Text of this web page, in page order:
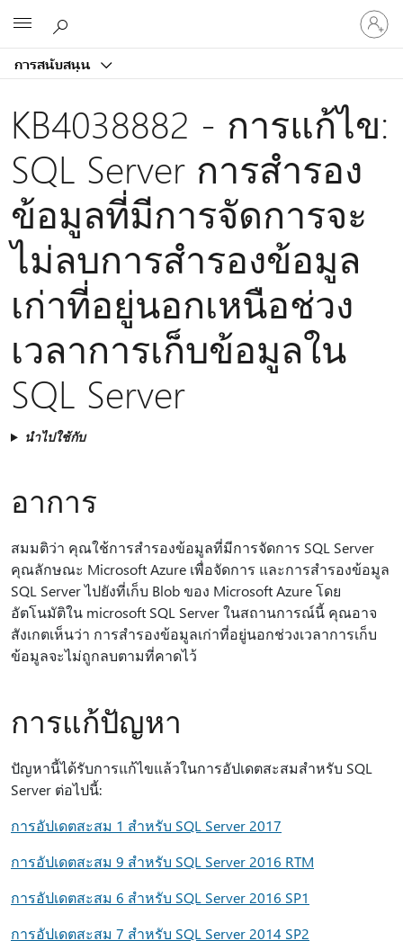
การสนับสนุน
ลงชื่อ
เข้า
บัญชี
คุณ
KB4038882 - การแก้ไข:
SQL Server การสํารอง
ข้อมูลที่มีการจัดการจะ
ไม่ลบการสํารองข้อมูล
เก่าที่อยู่นอกเหนือช่วง
เวลาการเก็บข้อมูลใน
SQL Server
นำไปใช้กับ
อาการ
สมมติว่า คุณใช้การสํารองข้อมูลที่มีการจัดการ SQL Server
คุณลักษณะ Microsoft Azure เพื่อจัดการ และการสํารองข้อมูล
SQL Server ไปยังที่เก็บ Blob ของ Microsoft Azure โดย
อัตโนมัติใน microsoft SQL Server ในสถานการณ์นี้ คุณอาจ
สังเกตเห็นว่า การสํารองข้อมูลเก่าที่อยู่นอกช่วงเวลาการเก็บ
ข้อมูลจะไม่ถูกลบตามที่คาดไว้
การแก้ปัญหา
ปัญหานี้ได้รับการแก้ไขแล้วในการอัปเดตสะสมสําหรับ SQL
Server ต่อไปนี้:
การอัปเดตสะสม 1 สําหรับ SQL Server 2017
การอัปเดตสะสม 9 สําหรับ SQL Server 2016 RTM
การอัปเดตสะสม 6 สําหรับ SQL Server 2016 SP1
การอัปเดตสะสม 7 สําหรับ SQL Server 2014 SP2